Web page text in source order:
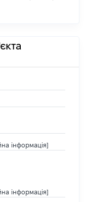
інформація]
інформація]